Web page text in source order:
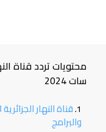
محتويات تردد قناة
سات 2024
والبرامج